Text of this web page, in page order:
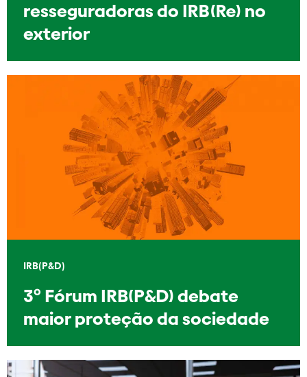
resseguradoras do IRB(Re) no
exterior
IRB(P&D)
3º Fórum IRB(P&D) debate
maior proteção da sociedade